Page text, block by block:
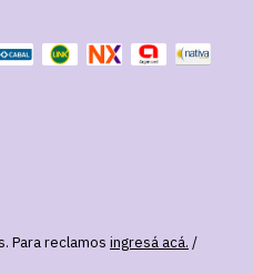
Para reclamos ingresá acá. /